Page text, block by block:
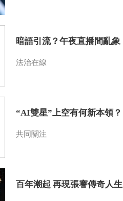
暗語引流？午夜直播間亂象
法治在線
“AI雙星”上空有何新本領？
共同關注
百年潮起 再現張謇傳奇人生